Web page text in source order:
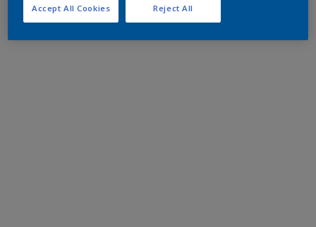
Reject All
Accept All Cookies